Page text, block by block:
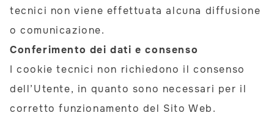
tecnici non viene effettuata alcuna diffusione
o comunicazione.
Conferimento dei dati e consenso
I cookie tecnici non richiedono il consenso
dell’Utente, in quanto sono necessari per il
corretto funzionamento del Sito Web.